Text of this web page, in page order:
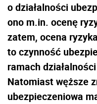
o działalności
ono m.in. ocenę
zatem, ocena
to czynność
ramach
Natomiast węższe
ubezpieczeniowa